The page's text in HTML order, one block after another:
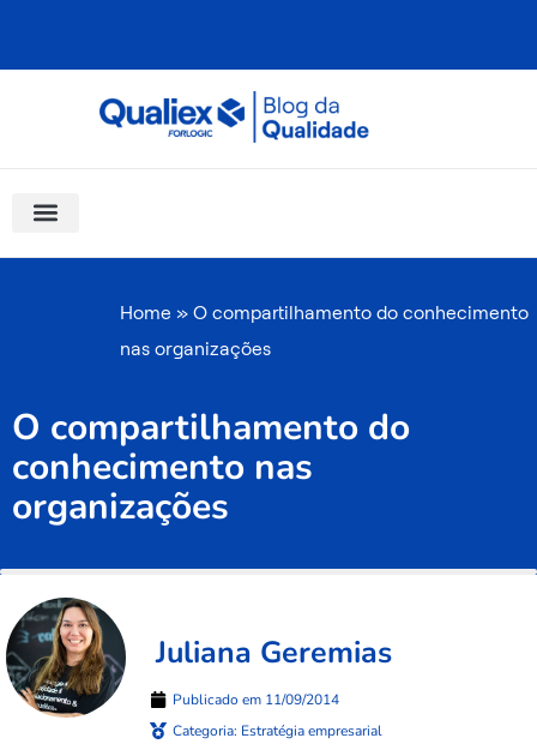
Home » O compartilhamento do conhecimento
nas organizações
O compartilhamento do
conhecimento nas
organizações
Juliana Geremias
Publicado em 11/09/2014
Categoria: Estratégia empresarial